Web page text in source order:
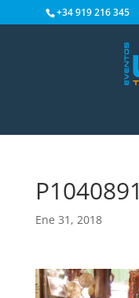
+34 919 216 345
P1040891
Ene 31, 2018